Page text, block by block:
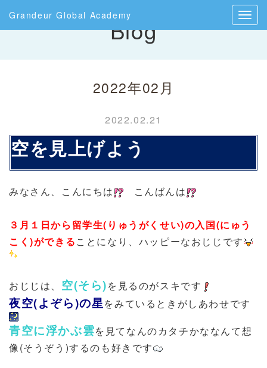
Grandeur Global AcademyBlog
2022年02月
2022.02.21
空を見上げよう
みなさん、こんにちは こんばんは
３月１日から 留学生(りゅうがくせい)の入国(にゅう
こく)ができることになり、ハッピーなおじじです
おじじは、 空(そら)を見るのがスキです
夜空(よぞら)の星をみているときがしあわせです
青空に浮かぶ雲を見てなんのカタチかななんて想
像(そうぞう)するのも好きです